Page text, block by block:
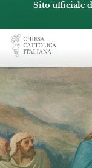
Sito ufficiale